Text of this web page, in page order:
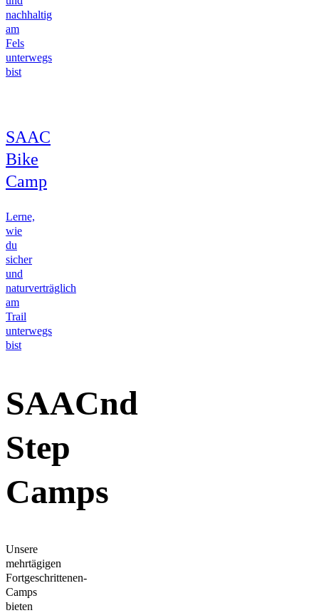
nachhaltig
am
Fels
unterwegs
bist
SAAC
Bike
Camp
Lerne,
wie
du
sicher
und
naturverträglich
am
Trail
unterwegs
bist
SAACnd
Step
Camps
Unsere
mehrtägigen
Fortgeschrittenen-
Camps
bieten